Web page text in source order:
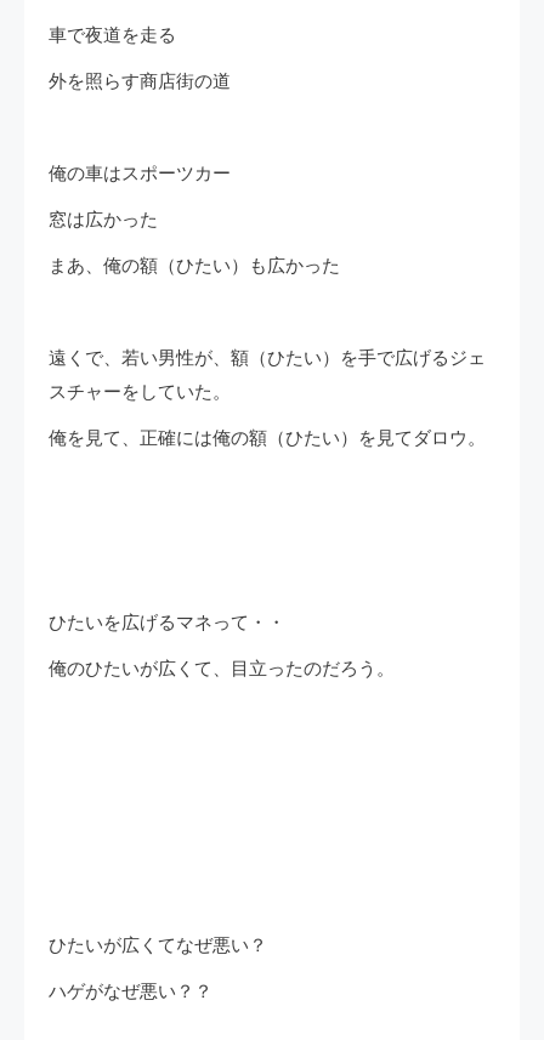
車で夜道を走る
外を照らす商店街の道
俺の車はスポーツカー
窓は広かった
まあ、俺の額（ひたい）も広かった
遠くで、若い男性が、額（ひたい）を手で広げるジェ
スチャーをしていた。
俺を見て、正確には俺の額（ひたい）を見てダロウ。
ひたいを広げるマネって・・
俺のひたいが広くて、目立ったのだろう。
ひたいが広くてなぜ悪い？
ハゲがなぜ悪い？？